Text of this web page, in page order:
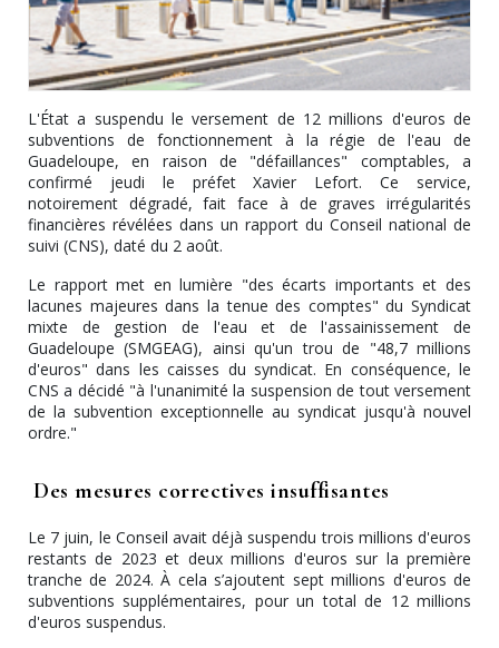
L'État a suspendu le versement de 12 millions d'euros de
subventions de fonctionnement à la régie de l'eau de
Guadeloupe, en raison de "défaillances" comptables, a
confirmé jeudi le préfet Xavier Lefort. Ce service,
notoirement dégradé, fait face à de graves irrégularités
financières révélées dans un rapport du Conseil national de
suivi (CNS), daté du 2 août.
Le rapport met en lumière "des écarts importants et des
lacunes majeures dans la tenue des comptes" du Syndicat
mixte de gestion de l'eau et de l'assainissement de
Guadeloupe (SMGEAG), ainsi qu'un trou de "48,7 millions
d'euros" dans les caisses du syndicat. En conséquence, le
CNS a décidé "à l'unanimité la suspension de tout versement
de la subvention exceptionnelle au syndicat jusqu'à nouvel
ordre."
Des mesures correctives insuffisantes
Le 7 juin, le Conseil avait déjà suspendu trois millions d'euros
restants de 2023 et deux millions d'euros sur la première
tranche de 2024. À cela s’ajoutent sept millions d'euros de
subventions supplémentaires, pour un total de 12 millions
d'euros suspendus.